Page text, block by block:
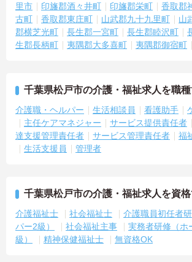
里市
印旛郡酒々井町 印旛郡栄町 香取郡
古町
香取郡東庄町 山武郡九十九里町 山
郡横芝光町
長生郡一宮町 長生郡睦沢町
生郡長柄町
夷隅郡大多喜町 夷隅郡御宿町
千葉県松戸市の介護・福祉求人を職
介護職・ヘルパー 生活相談員 看護助手
主任ケアマネジャー
サービス提供責任者
達支援管理責任者
サービス管理責任者
福
生活支援員
管理者
千葉県松戸市の介護・福祉求人を資
介護福祉士 社会福祉士
介護職員初任者
パー2級）
社会福祉主事
実務者研修（ホ
級）
精神保健福祉士 無資格OK